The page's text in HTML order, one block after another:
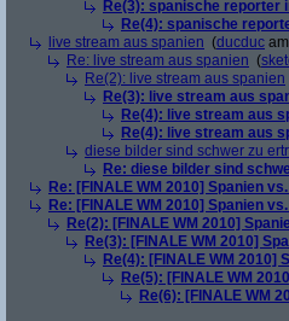
Re(3): spanische reporter
Re(4): spanische
live stream aus spanien (ducduc
Re: live stream aus spanien (
Re(2): live stream aus spanien
Re(3): live stream aus
Re(4): live stream aus
Re(4): live stream aus
diese bilder sind schwer zu
Re: diese bilder sind
Re: [FINALE WM 2010] Spanien
Re: [FINALE WM 2010] Spanien
Re(2): [FINALE WM 2010]
Re(3): [FINALE WM 2010]
Re(4): [FINALE WM 2010]
Re(5): [FINALE WM
Re(6): [FINALE WM